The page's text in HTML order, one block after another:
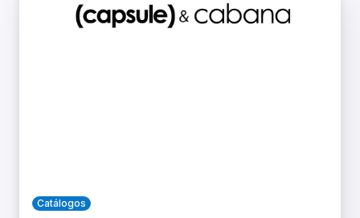
Catálogos